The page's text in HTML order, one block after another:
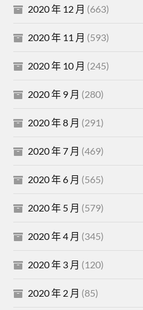
2020 年 12 月 (663)
2020 年 11 月 (593)
2020 年 10 月 (245)
2020 年 9 月 (280)
2020 年 8 月 (291)
2020 年 7 月 (469)
2020 年 6 月 (565)
2020 年 5 月 (579)
2020 年 4 月 (345)
2020 年 3 月 (120)
2020 年 2 月 (85)